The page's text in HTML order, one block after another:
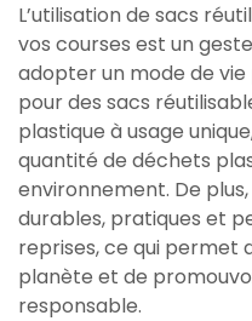
L’utilisation de sacs
vos courses est un
adopter un mode de
pour des sacs
plastique à usage
quantité de déchets
environnement. De
durables, pratiques et
reprises, ce qui permet
planète et de
responsable.